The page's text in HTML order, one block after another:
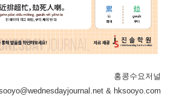
홍콩수요저널
& hksooyo.com